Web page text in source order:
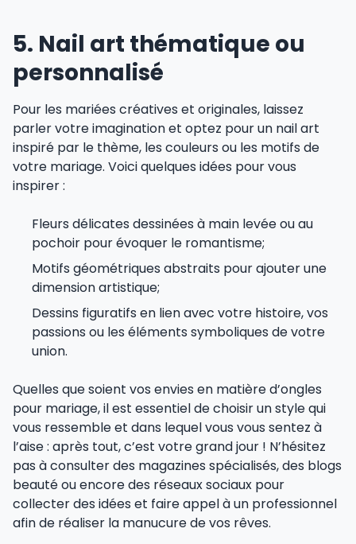
5. Nail art thématique ou
personnalisé
Pour les mariées créatives et originales, laissez
parler votre imagination et optez pour un nail art
inspiré par le thème, les couleurs ou les motifs de
votre mariage. Voici quelques idées pour vous
inspirer :
Fleurs délicates dessinées à main levée ou au
pochoir pour évoquer le romantisme;
Motifs géométriques abstraits pour ajouter une
dimension artistique;
Dessins figuratifs en lien avec votre histoire, vos
passions ou les éléments symboliques de votre
union.
Quelles que soient vos envies en matière d’ongles
pour mariage, il est essentiel de choisir un style qui
vous ressemble et dans lequel vous vous sentez à
l’aise : après tout, c’est votre grand jour ! N’hésitez
pas à consulter des magazines spécialisés, des blogs
beauté ou encore des réseaux sociaux pour
collecter des idées et faire appel à un professionnel
afin de réaliser la manucure de vos rêves.